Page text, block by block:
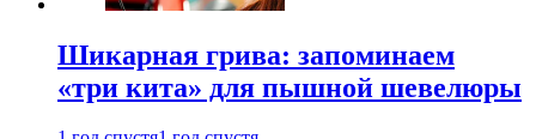
Шикарная грива: запоминаем
«три кита» для пышной шевелюры